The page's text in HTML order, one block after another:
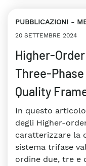
PUBBLICAZIONI
20 SETTEMBRE 2024
Higher-
Three-
Quality
In questo
degli Higher-
caratterizzare la
sistema trifase
ordine due, tre e